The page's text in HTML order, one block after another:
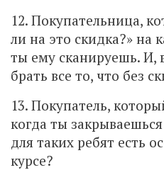
12. Покупательница,
ли на это скидка?» на
ты ему сканируешь. И,
брать все то, что без
13. Покупатель,
когда ты
для таких ребят есть
курсе?